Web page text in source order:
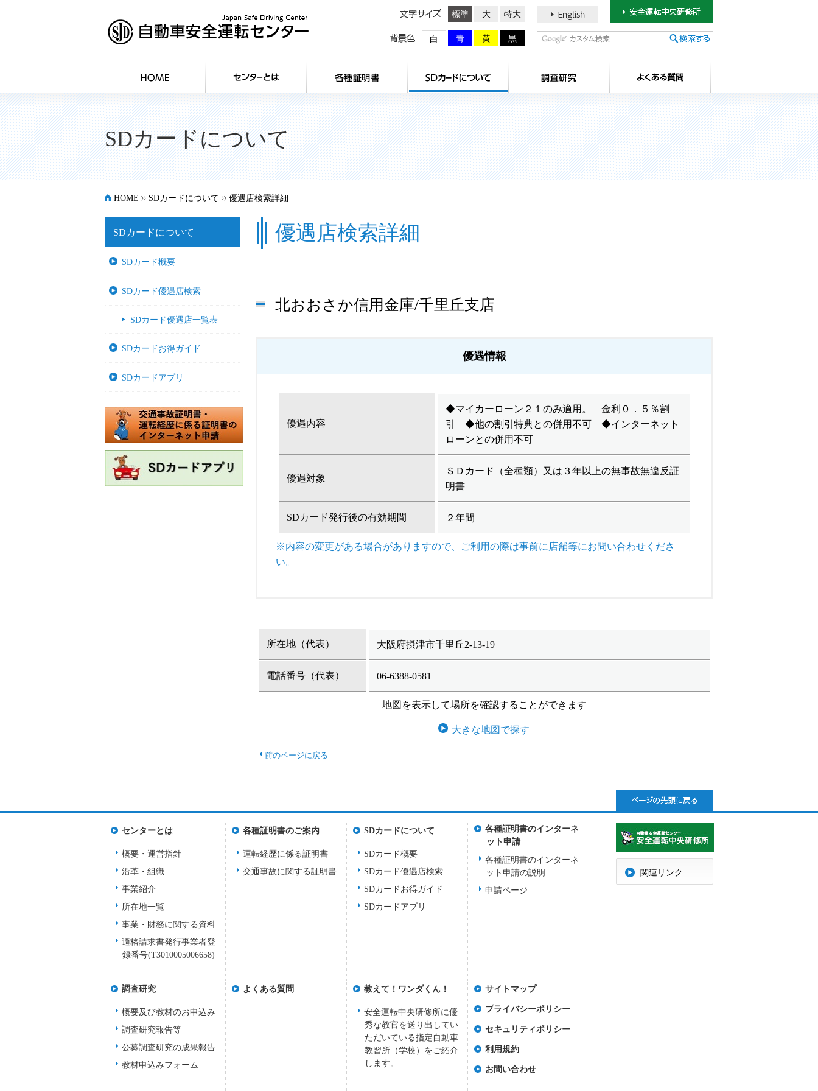
文字サイズ
標準 大 特大
背景色
白 青 黄 黒
SDカードについて
HOME >> SDカードについて >> 優遇店検索詳細
優遇店検索詳細
北おおさか信用金庫/千里丘支店
優遇情報
優遇内容
◆マイカーローン２１のみ適用。 金利０．５％割
引 ◆他の割引特典との併用不可 ◆インターネット
ローンとの併用不可
優遇対象
ＳＤカード（全種類）又は３年以上の無事故無違反証
明書
SDカード発行後の有効期間 ２年間
※内容の変更がある場合がありますので、ご利用の際は事前に店舗等にお問い合わせくださ
い。
所在地（代表） 大阪府摂津市千里丘2-13-19
電話番号（代表） 06-6388-0581
地図を表示して場所を確認することができます
大きな地図で探す
SDカードについて
SDカード概要
SDカード優遇店検索
SDカード優遇店一覧表
SDカードお得ガイド
SDカードアプリ
センターとは
概要・運営指針
沿革・組織
事業紹介
所在地一覧
事業・財務に関する資料
適格請求書発行事業者登
録番号(T3010005006658)
各種証明書のご案内
運転経歴に係る証明書
交通事故に関する証明書
SDカードについて
SDカード概要
SDカード優遇店検索
SDカードお得ガイド
SDカードアプリ
各種証明書のインターネ
ット申請
各種証明書のインターネ
ット申請の説明
申請ページ
調査研究
概要及び教材のお申込み
調査研究報告等
公募調査研究の成果報告
教材申込みフォーム
よくある質問 教えて！ワンダくん！
安全運転中央研修所に優
秀な教官を送り出してい
ただいている指定自動車
教習所（学校）をご紹介
します。
サイトマップ
プライバシーポリシー
セキュリティポリシー
利用規約
お問い合わせ
関連リンク